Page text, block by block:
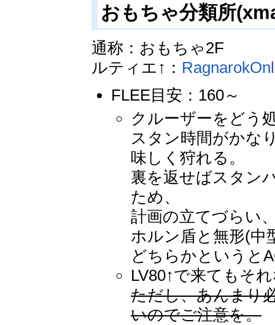
おもちゃ分類所
通称：おもちゃ2F
ルティエ↑：
FLEE目安：160～
クルーザーをどう
スタン時間がかな
味しく狩れる。
裏を返せばスタン
ため、
計画の立てづらい
ホルン盾と無形(中
どちらかというと
LV80↑で来てもそ
ただし、あんまり
いのでご注意を。